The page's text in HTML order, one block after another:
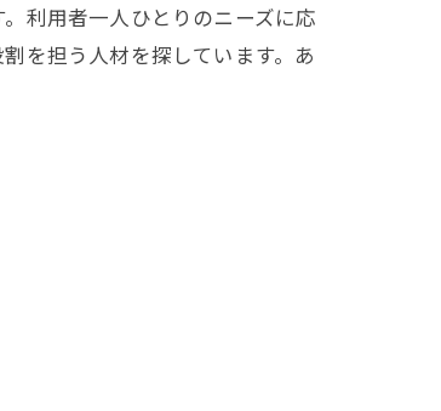
利用者一人ひとりのニーズに応
を担う人材を探しています。あ